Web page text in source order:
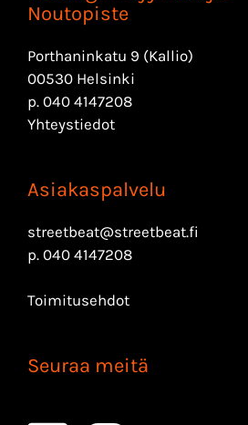
Noutopiste
Porthaninkatu 9 (Kallio)
00530 Helsinki
p. 040 4147208
Yhteystiedot
Asiakaspalvelu
streetbeat@streetbeat.fi
p. 040 4147208
Toimitusehdot
Seuraa meitä